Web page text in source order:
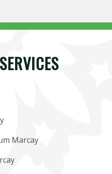
Marcay